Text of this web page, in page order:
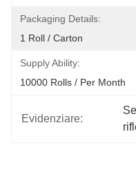
Packaging Details:
1 Roll / Carton
Supply Ability:
10000 Rolls / Per Month
Evidenziare: